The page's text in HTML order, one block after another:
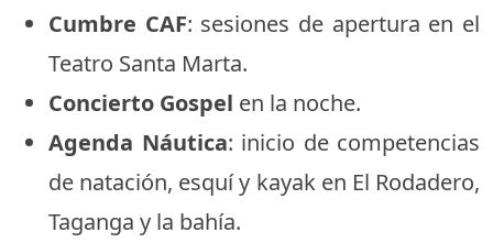
Cumbre CAF: sesiones de apertura en el
Teatro Santa Marta.
Concierto Gospel en la noche.
Agenda Náutica: inicio de competencias
de natación, esquí y kayak en El Rodadero,
Taganga y la bahía.